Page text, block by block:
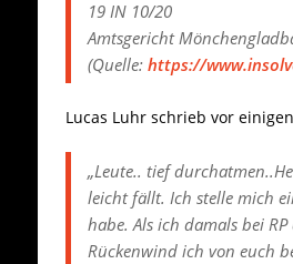
19 IN 10/20
Amtsgericht
(Quelle: https://
Lucas Luhr schrieb vor
„Leute.. tief
leicht fällt. Ich stelle mich
habe. Als ich damals bei
Rückenwind ich von euch